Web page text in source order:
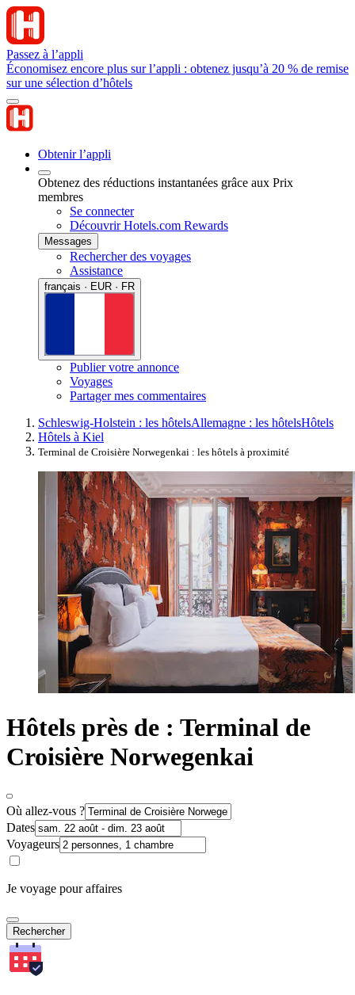
Passez à l’appli
Économisez encore plus sur l’appli : obtenez jusqu’à 20 % de remise
sur une sélection d’hôtels
Obtenir l’appli
Obtenez des réductions instantanées grâce aux Prix
membres
Se connecter
Découvrir Hotels.com Rewards
Messages
Rechercher des voyages
Assistance
français · EUR · FR
Publier votre annonce
Voyages
Partager mes commentaires
Schleswig-Holstein : les hôtelsAllemagne : les hôtelsHôtels
Hôtels à Kiel
Terminal de Croisière Norwegenkai : les hôtels à proximité
Hôtels près de : Terminal de
Croisière Norwegenkai
Où allez-vous ?
Dates
Voyageurs
Je voyage pour affaires
Rechercher